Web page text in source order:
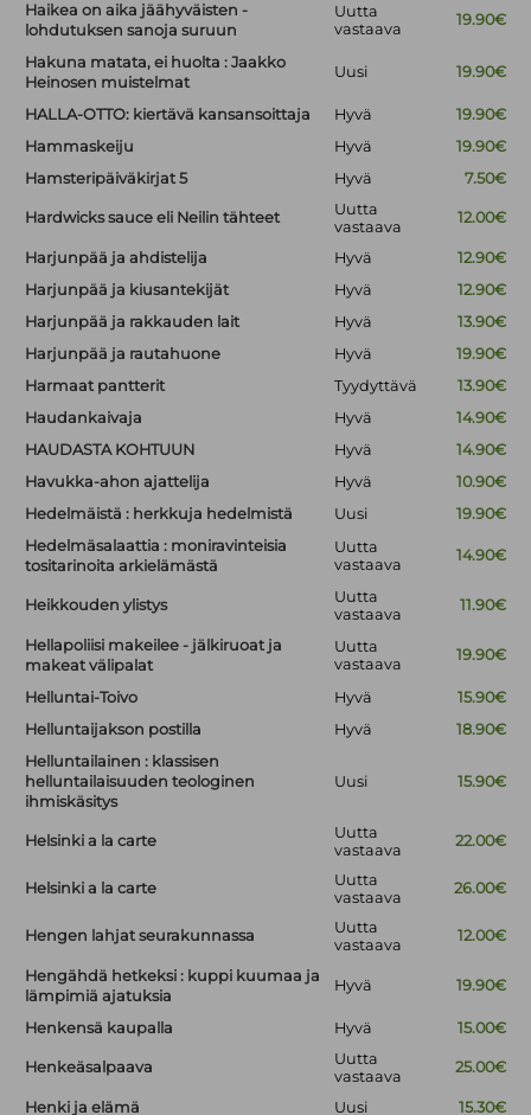
Haikea on aika jäähyväisten -
lohdutuksen sanoja suruun
Uutta
vastaava
19.90€
Hakuna matata, ei huolta : Jaakko
Heinosen muistelmat
Uusi 19.90€
HALLA-OTTO: kiertävä kansansoittaja Hyvä
19.90€
Hammaskeiju
Hyvä
19.90€
Hamsteripäiväkirjat 5
Hyvä 7.50€
Hardwicks sauce eli Neilin tähteet
Uutta
vastaava
12.00€
Harjunpää ja ahdistelija Hyvä
12.90€
Harjunpää ja kiusantekijät
Hyvä
12.90€
Harjunpää ja rakkauden lait
Hyvä
13.90€
Harjunpää ja rautahuone
Hyvä
19.90€
Harmaat pantterit
Tyydyttävä
13.90€
Haudankaivaja
Hyvä
14.90€
HAUDASTA KOHTUUN
Hyvä
14.90€
Havukka-ahon ajattelija
Hyvä
10.90€
Hedelmäistä : herkkuja hedelmistä
Uusi
19.90€
Hedelmäsalaattia : moniravinteisia
tositarinoita arkielämästä
Uutta
vastaava
14.90€
Heikkouden ylistys
Uutta
vastaava
11.90€
Hellapoliisi makeilee - jälkiruoat ja
makeat välipalat
Uutta
vastaava
19.90€
Helluntai-Toivo Hyvä
15.90€
Helluntaijakson postilla
Hyvä
18.90€
Helluntailainen : klassisen
helluntailaisuuden teologinen
ihmiskäsitys
Uusi 15.90€
Helsinki a la carte
Uutta
vastaava
22.00€
Helsinki a la carte
Uutta
vastaava
26.00€
Hengen lahjat seurakunnassa
Uutta
vastaava
12.00€
Hengähdä hetkeksi : kuppi kuumaa ja
lämpimiä ajatuksia
Hyvä 19.90€
Henkensä kaupalla Hyvä 15.00€
Henkeäsalpaava
Uutta
vastaava
25.00€
Henki ja elämä Uusi
15.30€